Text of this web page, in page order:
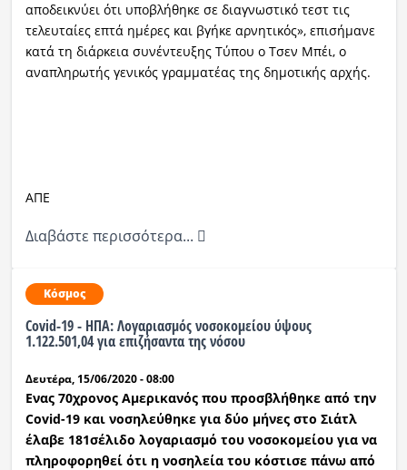
αποδεικνύει ότι υποβλήθηκε σε διαγνωστικό τεστ τις
τελευταίες επτά ημέρες και βγήκε αρνητικός», επισήμανε
κατά τη διάρκεια συνέντευξης Τύπου ο Τσεν Μπέι, ο
αναπληρωτής γενικός γραμματέας της δημοτικής αρχής.
ΑΠΕ
Διαβάστε περισσότερα...
Κόσμος
Covid-19 - ΗΠΑ: Λογαριασμός νοσοκομείου ύψους
1.122.501,04 για επιζήσαντα της νόσου
Δευτέρα, 15/06/2020 - 08:00
Ενας 70χρονος Αμερικανός που προσβλήθηκε από την
Covid-19 και νοσηλεύθηκε για δύο μήνες στο Σιάτλ
έλαβε 181σέλιδο λογαριασμό του νοσοκομείου για να
πληροφορηθεί ότι η νοσηλεία του κόστισε πάνω από